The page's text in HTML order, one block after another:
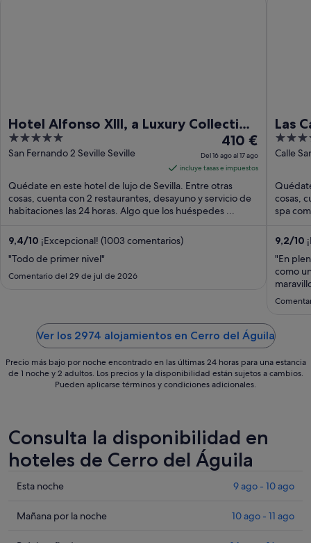
Hotel Alfonso XIII, a Luxury Collection
Hotel, Seville
5
out
5
San Fernando 2 Seville Seville
El
precio
es
de
410 €
por
410 €
Del 16 ago al 17 ago
incluye tasas e impuestos
Quédate en este hotel de lujo de Sevilla. Entre otras
cosas, cuenta con 2 restaurantes, desayuno y servicio de
habitaciones las 24 horas. Algo que los huéspedes ...
9,4/10 ¡Excepcional! (1003 comentarios)
"Todo de primer nivel"
Comentario del 29 de jul de 2026
Las
4
out
5
Calle
cosas,
spa
9,2/10
"En
como
Ver los 2974 alojamientos en Cerro del Águila
Precio más bajo por noche encontrado en las últimas 24 horas para una estancia
de 1 noche y 2 adultos. Los precios y la disponibilidad están sujetos a cambios.
Pueden aplicarse términos y condiciones adicionales.
Consulta la disponibilidad en
hoteles de Cerro del Águila
Comprueba
precios
Esta noche 9 ago - 10 ago
Comprueba
Mañana por la noche 10 ago - 11 ago